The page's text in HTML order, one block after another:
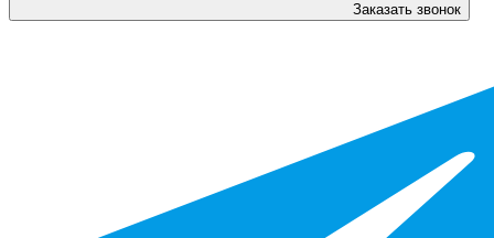
Заказать звонок